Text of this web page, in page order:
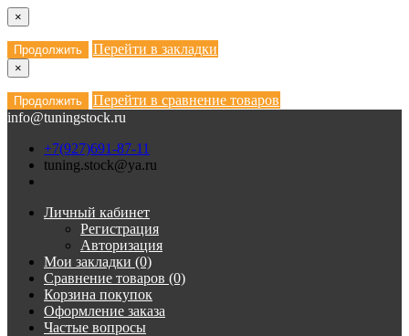
×
Продолжить Перейти в закладки
×
Продолжить
Перейти в сравнение товаров
info@tuningstock.ru
+7(927)691-87-11
tuning.stock@ya.ru
Личный кабинет
Регистрация
Авторизация
Мои закладки (0)
Сравнение товаров (0)
Корзина покупок
Оформление заказа
Частые вопросы